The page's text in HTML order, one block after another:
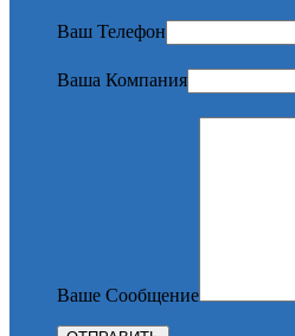
Ваш Телефон
Ваша Компания
Ваше Сообщение